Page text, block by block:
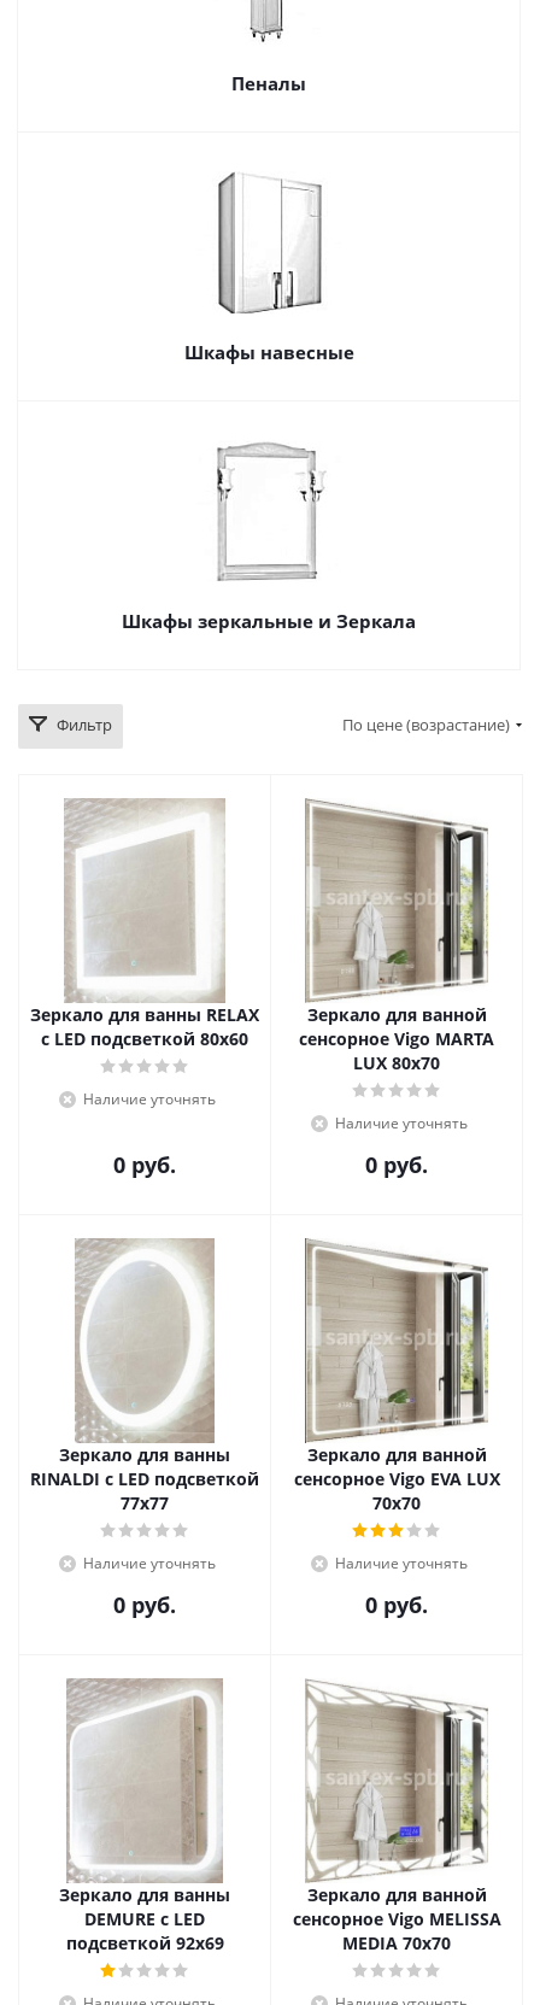
Пеналы
Шкафы навесные
Шкафы зеркальные и Зеркала
Фильтр По цене (возрастание)
Зеркало для ванны RELAX
с LED подсветкой 80х60
Наличие уточнять
0 руб.
Зеркало для ванной
сенсорное Vigo MARTA
LUX 80х70
Наличие уточнять
0 руб.
Зеркало для ванны
RINALDI с LED подсветкой
77х77
Наличие уточнять
0 руб.
Зеркало для ванной
сенсорное Vigo EVA LUX
70х70
Наличие уточнять
0 руб.
Зеркало для ванны
DEMURE с LED
подсветкой 92х69
Зеркало для ванной
сенсорное Vigo MELISSA
MEDIA 70х70